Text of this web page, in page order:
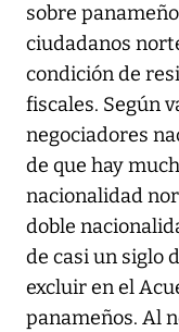
sobre
ciudadanos
condición de
fiscales. Según
negociadores
de que hay
nacionalidad
doble
de casi un siglo
excluir en el
panameños. Al